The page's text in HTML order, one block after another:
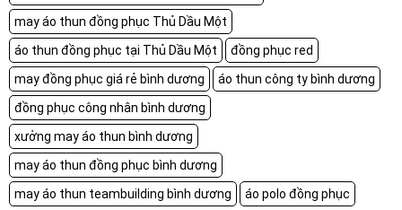
may áo thun đồng phục Thủ Dầu Một
áo thun đồng phục tại Thủ Dầu Một
đồng phục red
may đồng phục giá rẻ bình dương
áo thun công ty bình dương
đồng phục công nhân bình dương
xưởng may áo thun bình dương
may áo thun đồng phục bình dương
may áo thun teambuilding bình dương
áo polo đồng phục